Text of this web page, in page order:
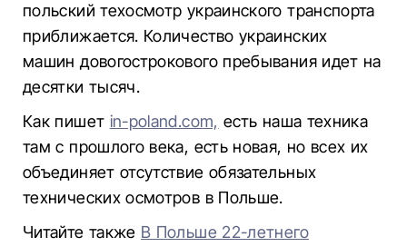
польский техосмотр украинского транспорта
приближается. Количество украинских
машин довогострокового пребывания идет на
десятки тысяч.
Как пишет in-poland.com, есть наша техника
там с прошлого века, есть новая, но всех их
объединяет отсутствие обязательных
технических осмотров в Польше.
Читайте также В Польше 22-летнего